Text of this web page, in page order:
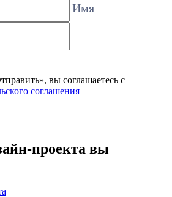
Имя
вы соглашаетесь с
соглашения
проекта вы